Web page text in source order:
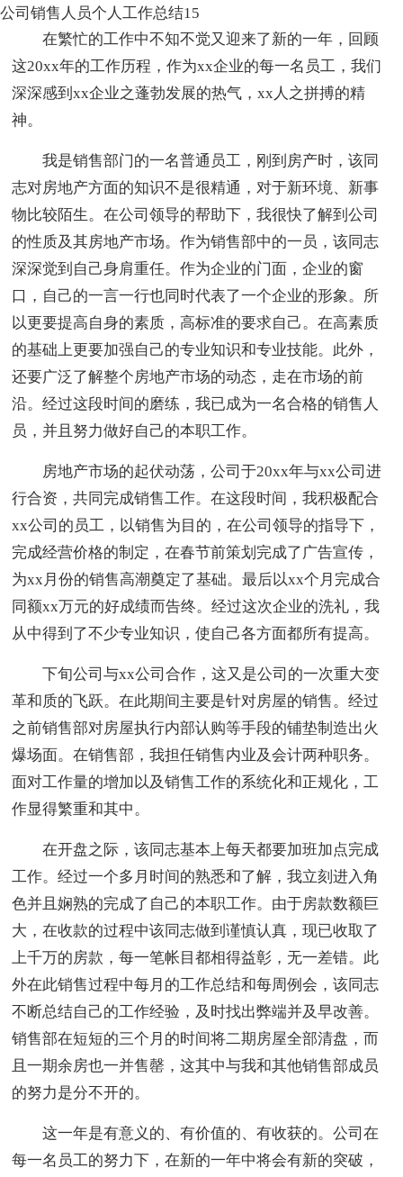
公司销售人员个人工作总结15
在繁忙的工作中不知不觉又迎来了新的一年，回顾
这20xx年的工作历程，作为xx企业的每一名员工，我们
深深感到xx企业之蓬勃发展的热气，xx人之拼搏的精
神。
我是销售部门的一名普通员工，刚到房产时，该同
志对房地产方面的知识不是很精通，对于新环境、新事
物比较陌生。在公司领导的帮助下，我很快了解到公司
的性质及其房地产市场。作为销售部中的一员，该同志
深深觉到自己身肩重任。作为企业的门面，企业的窗
口，自己的一言一行也同时代表了一个企业的形象。所
以更要提高自身的素质，高标准的要求自己。在高素质
的基础上更要加强自己的专业知识和专业技能。此外，
还要广泛了解整个房地产市场的动态，走在市场的前
沿。经过这段时间的磨练，我已成为一名合格的销售人
员，并且努力做好自己的本职工作。
房地产市场的起伏动荡，公司于20xx年与xx公司进
行合资，共同完成销售工作。在这段时间，我积极配合
xx公司的员工，以销售为目的，在公司领导的指导下，
完成经营价格的制定，在春节前策划完成了广告宣传，
为xx月份的销售高潮奠定了基础。最后以xx个月完成合
同额xx万元的好成绩而告终。经过这次企业的洗礼，我
从中得到了不少专业知识，使自己各方面都所有提高。
下旬公司与xx公司合作，这又是公司的一次重大变
革和质的飞跃。在此期间主要是针对房屋的销售。经过
之前销售部对房屋执行内部认购等手段的铺垫制造出火
爆场面。在销售部，我担任销售内业及会计两种职务。
面对工作量的增加以及销售工作的系统化和正规化，工
作显得繁重和其中。
在开盘之际，该同志基本上每天都要加班加点完成
工作。经过一个多月时间的熟悉和了解，我立刻进入角
色并且娴熟的完成了自己的本职工作。由于房款数额巨
大，在收款的过程中该同志做到谨慎认真，现已收取了
上千万的房款，每一笔帐目都相得益彰，无一差错。此
外在此销售过程中每月的工作总结和每周例会，该同志
不断总结自己的工作经验，及时找出弊端并及早改善。
销售部在短短的三个月的时间将二期房屋全部清盘，而
且一期余房也一并售罄，这其中与我和其他销售部成员
的努力是分不开的。
这一年是有意义的、有价值的、有收获的。公司在
每一名员工的努力下，在新的一年中将会有新的突破，